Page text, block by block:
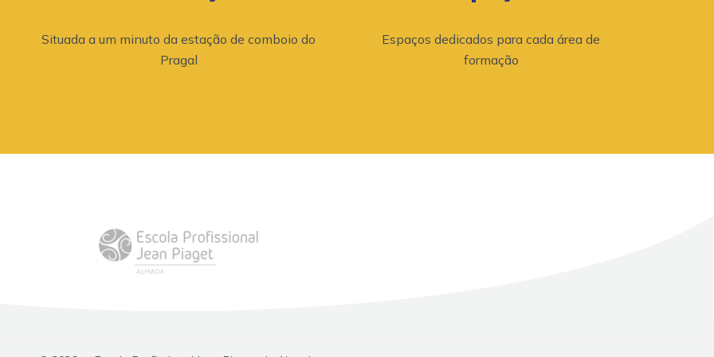
Situada a um minuto da estação de comboio do
Pragal
Espaços dedicados para cada área de
formação